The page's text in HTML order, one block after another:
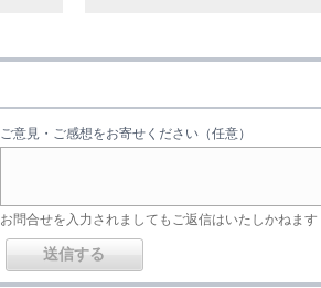
ご意見・ご感想をお寄せください（任意）
お問合せを入力されましてもご返信はいたしかねます